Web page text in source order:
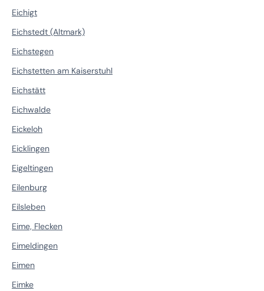
Eichigt
Eichstedt (Altmark)
Eichstegen
Eichstetten am Kaiserstuhl
Eichstätt
Eichwalde
Eickeloh
Eicklingen
Eigeltingen
Eilenburg
Eilsleben
Eime, Flecken
Eimeldingen
Eimen
Eimke